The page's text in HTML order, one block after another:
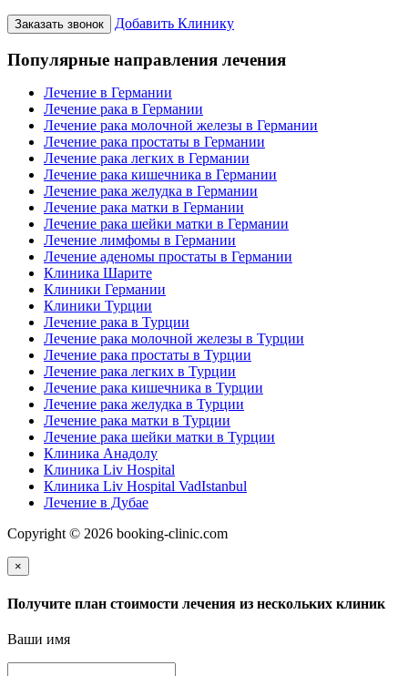
Заказать звонок Добавить Клинику
Популярные направления лечения
Лечение в Германии
Лечение рака в Германии
Лечение рака молочной железы в Германии
Лечение рака простаты в Германии
Лечение рака легких в Германии
Лечение рака кишечника в Германии
Лечение рака желудка в Германии
Лечение рака матки в Германии
Лечение рака шейки матки в Германии
Лечение лимфомы в Германии
Лечение аденомы простаты в Германии
Клиника Шарите
Клиники Германии
Клиники Турции
Лечение рака в Турции
Лечение рака молочной железы в Турции
Лечение рака простаты в Турции
Лечение рака легких в Турции
Лечение рака кишечника в Турции
Лечение рака желудка в Турции
Лечение рака матки в Турции
Лечение рака шейки матки в Турции
Клиника Анадолу
Клиника Liv Hospital
Клиника Liv Hospital VadIstanbul
Лечение в Дубае
Copyright © 2026 booking-clinic.com
×
Получите план стоимости лечения из нескольких клиник
Ваши имя